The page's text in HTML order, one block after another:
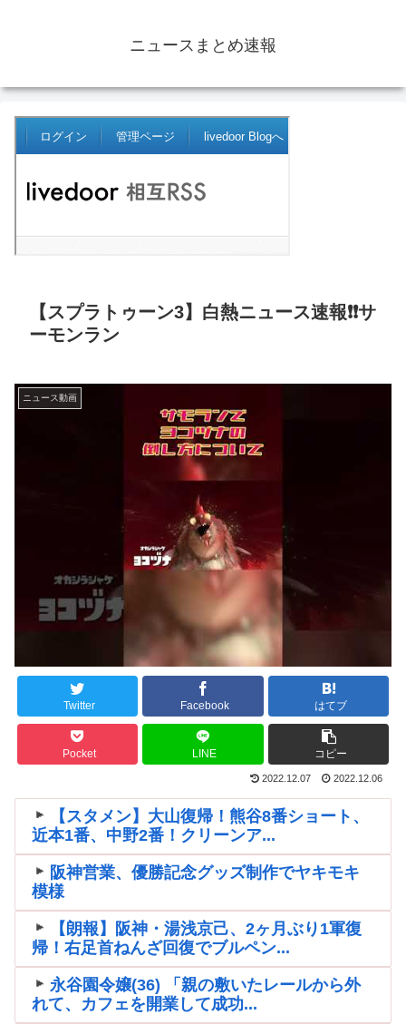
ニュースまとめ速報
【スプラトゥーン3】白熱ニュース速報❗❗サ
ーモンラン
ニュース動画
Twitter Facebook はてブ
Pocket LINE コピー
2022.12.07 2022.12.06
【スタメン】大山復帰！熊谷8番ショート、
近本1番、中野2番！クリーンア...
阪神営業、優勝記念グッズ制作でヤキモキ
模様
【朗報】阪神・湯浅京己、2ヶ月ぶり1軍復
帰！右足首ねんざ回復でブルペン...
永谷園令嬢(36) 「親の敷いたレールから外
れて、カフェを開業して成功...